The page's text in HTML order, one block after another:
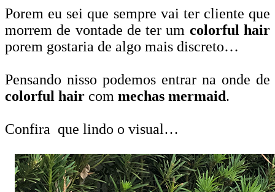
Porem eu sei que sempre vai ter cliente que
morrem de vontade de ter um colorful hair
porem gostaria de algo mais discreto…
Pensando nisso podemos entrar na onde de
colorful hair com mechas mermaid.
Confira que lindo o visual…